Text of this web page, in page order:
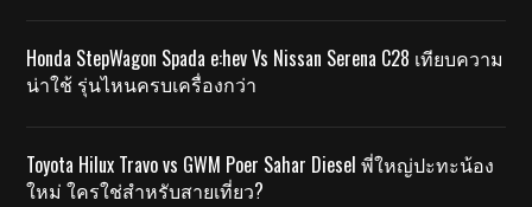
Honda StepWagon Spada e:hev Vs Nissan Serena C28 เทียบความ
น่าใช้ รุ่นไหนครบเครื่องกว่า
Toyota Hilux Travo vs GWM Poer Sahar Diesel พี่ใหญ่ปะทะน้อง
ใหม่ ใครใช่สำหรับสายเที่ยว?